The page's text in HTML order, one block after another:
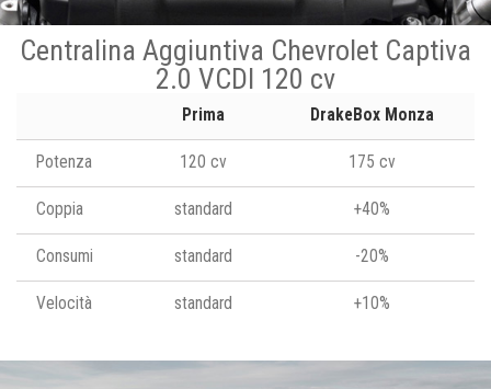
Centralina Aggiuntiva Chevrolet Captiva
2.0 VCDI 120 cv
Prima DrakeBox Monza
Potenza 120 cv 175 cv
Coppia standard +40%
Consumi standard -20%
Velocità standard +10%